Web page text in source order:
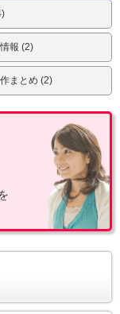
報 (2)
まとめ (2)